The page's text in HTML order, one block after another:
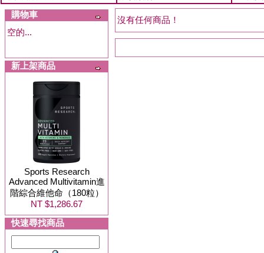
購物車
空的...
新上架商品
Sports Research
Advanced Multivitamin進
階綜合維他命（180粒）
NT $1,286.67
快速尋找商品
沒有任何商品！